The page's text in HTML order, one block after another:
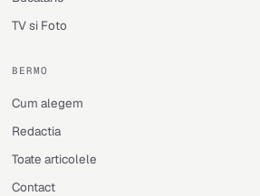
TV si Foto
BERMO
Cum alegem
Redactia
Toate articolele
Contact